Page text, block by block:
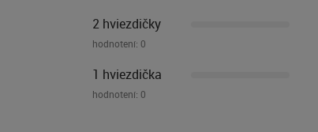
2 hviezdičky
hodnotení: 0
1 hviezdička
hodnotení: 0